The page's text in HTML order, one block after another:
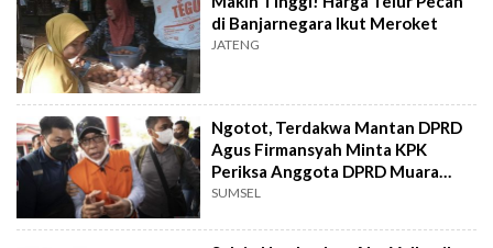
di Banjarnegara Ikut Meroket
JATENG
Ngotot, Terdakwa Mantan DPRD
Agus Firmansyah Minta KPK
Periksa Anggota DPRD Muara
Enim Lainnya
SUMSEL